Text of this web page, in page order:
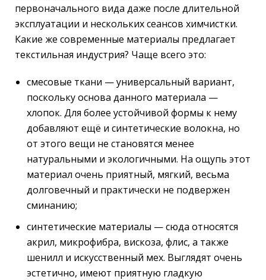
первоначального вида даже после длительной
эксплуатации и нескольких сеансов химчистки.
Какие же современные материалы предлагает
текстильная индустрия? Чаще всего это:
смесовые ткани — универсальный вариант,
поскольку основа данного материала —
хлопок. Для более устойчивой формы к нему
добавляют ещё и синтетические волокна, но
от этого вещи не становятся менее
натуральными и экологичными. На ощупь этот
материал очень приятный, мягкий, весьма
долговечный и практически не подвержен
сминанию;
синтетические материалы — сюда относятся
акрил, микрофибра, вискоза, флис, а также
шенилл и искусственный мех. Выглядят очень
эстетично, имеют приятную гладкую